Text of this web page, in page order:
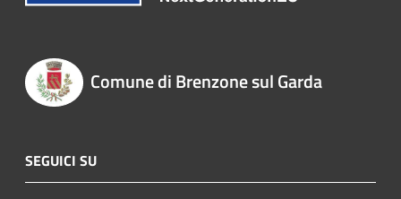
Comune di Brenzone sul Garda
SEGUICI SU